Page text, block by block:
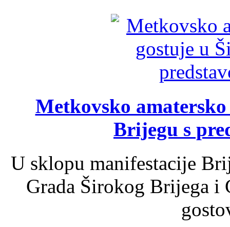
Metkovsko
Brijegu s
U sklopu manifestacije
Grada Širokog Brijega